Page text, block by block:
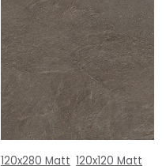
120x280 Matt 120x120 Matt